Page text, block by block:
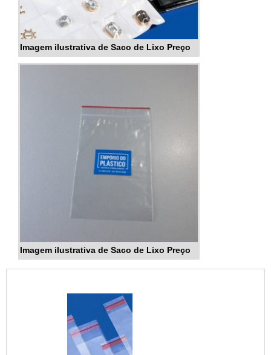
Imagem ilustrativa de Saco de Lixo Preço
Imagem ilustrativa de Saco de Lixo Preço